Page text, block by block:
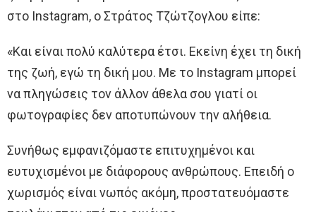
στο Instagram, ο Στράτος Τζώτζογλου είπε:
«Και είναι πολύ καλύτερα έτσι. Εκείνη έχει τη δική
της ζωή, εγώ τη δική μου. Με το Instagram μπορεί
να πληγώσεις τον άλλον άθελα σου γιατί οι
φωτογραφίες δεν αποτυπώνουν την αλήθεια.
Συνήθως εμφανιζόμαστε επιτυχημένοι και
ευτυχισμένοι με διάφορους ανθρώπους. Επειδή ο
χωρισμός είναι νωπός ακόμη, προστατευόμαστε